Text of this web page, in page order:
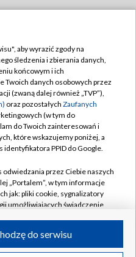
TVP
S.A. w likwidacji
aby wyrazić zgody na
śledzenia i zbierania danych,
końcowym i ich
Twoich danych osobowych przez
(zwaną dalej również „TVP”),
oraz pozostałych Zaufanych
(w tym do
do Twoich zainteresowań i
które wskazujemy poniżej, a
identyfikatora PPID do Google.
przez Ciebie naszych
„Portalem”, w tym informacje
jak: pliki cookie, sygnalizatory
umożliwiających świadczenie
do serwisu